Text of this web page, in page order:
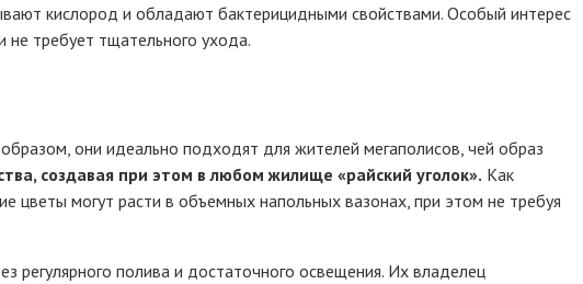
кислород и обладают бактерицидными свойствами. Особый интерес
требует тщательного ухода.
они идеально подходят для жителей мегаполисов, чей образ
создавая при этом в любом жилище «райский уголок». Как
цветы могут расти в объемных напольных вазонах, при этом не требуя
регулярного полива и достаточного освещения. Их владелец